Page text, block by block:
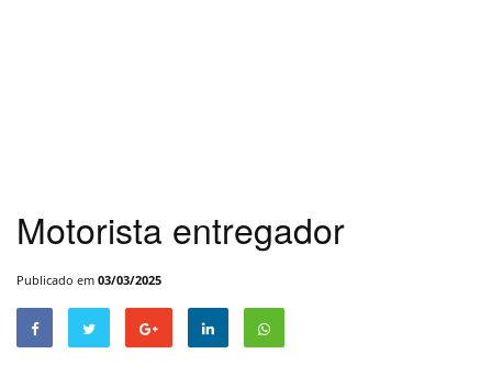
Motorista entregador
Publicado em 03/03/2025